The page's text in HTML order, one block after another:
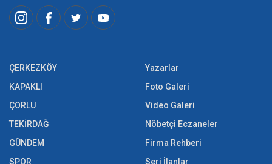
ÇERKEZKÖY
KAPAKLI
ÇORLU
TEKİRDAĞ
GÜNDEM
SPOR
Yazarlar
Foto Galeri
Video Galeri
Nöbetçi Eczaneler
Firma Rehberi
Seri İlanlar